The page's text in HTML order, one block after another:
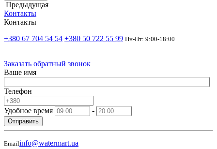
Предыдущая
Контакты
Контакты
+380 67 704 54 54 +380 50 722 55 99 Пн-Пт: 9:00-18:00
Заказать обратный звонок
Ваше имя
Телефон
Удобное время -
Отправить
Emailinfo@watermart.ua